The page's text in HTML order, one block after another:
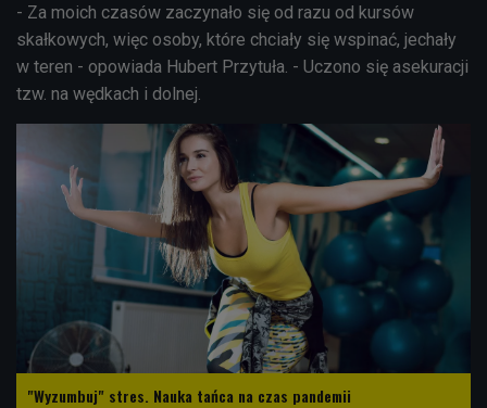
- Za moich czasów zaczynało się od razu od kursów
skałkowych, więc osoby, które chciały się wspinać, jechały
w teren - opowiada Hubert Przytuła. - Uczono się asekuracji
tzw. na wędkach i dolnej.
"Wyzumbuj" stres. Nauka tańca na czas pandemii